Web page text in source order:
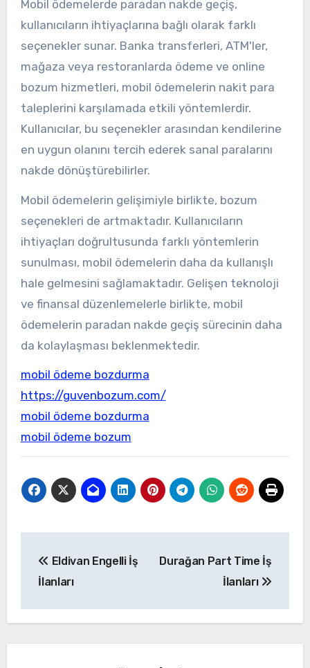
Mobil ödemelerde paradan nakde geçiş,
kullanıcıların ihtiyaçlarına bağlı olarak farklı
seçenekler sunar. Banka transferleri, ATM'ler,
mağaza veya restoranlarda ödeme ve online
bozum hizmetleri, mobil ödemelerin nakit para
taleplerini karşılamada etkili yöntemlerdir.
Kullanıcılar, bu seçenekler arasından kendilerine
en uygun olanını tercih ederek sanal paralarını
nakde dönüştürebilirler.
Mobil ödemelerin gelişimiyle birlikte, bozum
seçenekleri de artmaktadır. Kullanıcıların
ihtiyaçları doğrultusunda farklı yöntemlerin
sunulması, mobil ödemelerin daha da kullanışlı
hale gelmesini sağlamaktadır. Gelişen teknoloji
ve finansal düzenlemelerle birlikte, mobil
ödemelerin paradan nakde geçiş sürecinin daha
da kolaylaşması beklenmektedir.
mobil ödeme bozdurma
https://guvenbozum.com/
mobil ödeme bozdurma
mobil ödeme bozum
gezinmesi
Eldivan Engelli İş
İlanları
Durağan Part Time İş
İlanları